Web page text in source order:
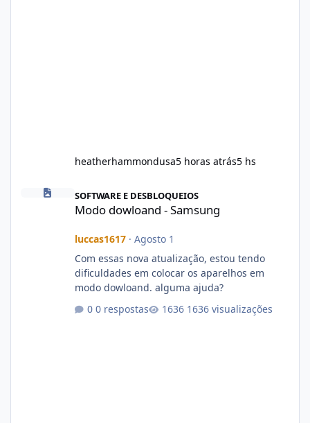
heatherhammondusa5 horas atrás5 hs
Modo dowloand - Samsung
SOFTWARE E DESBLOQUEIOS
Modo dowloand - Samsung
luccas1617· Agosto 1
Com essas nova atualização, estou tendo
dificuldades em colocar os aparelhos em
modo dowloand. alguma ajuda?
0 respostas
1636 visualizações